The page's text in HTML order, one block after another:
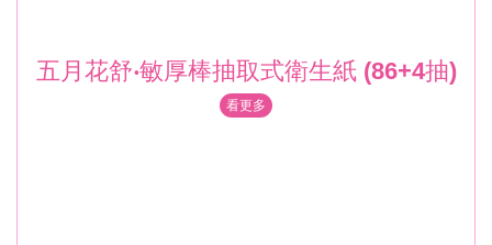
五月花舒‧敏厚棒抽取式衛生紙 (86+4抽)
看更多